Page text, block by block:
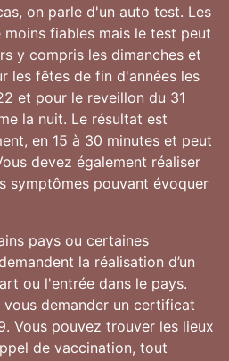
on parle d'un auto test. Les
fiables mais le test peut
y compris les dimanches et
les fêtes de fin d'années les
et pour le reveillon du 31
la nuit. Le résultat est
en 15 à 30 minutes et peut
devez également réaliser
symptômes pouvant évoquer
pays ou certaines
la réalisation d’un
ou l'entrée dans le pays.
demander un certificat
Vous pouvez trouver les lieux
de vaccination, tout